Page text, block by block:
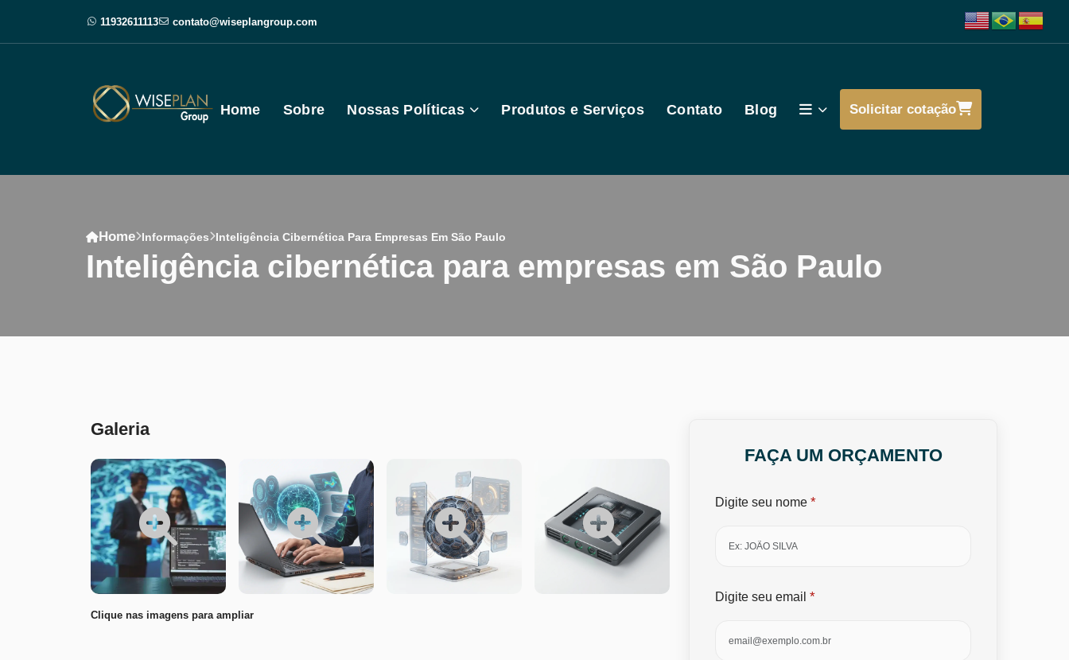
11932611113 contato@wiseplangroup.com
Home Sobre Nossas Políticas Produtos e Serviços Contato Blog Solicitar cotação
Home Informações Inteligência Cibernética Para Empresas Em São Paulo
inteligência cibernética para empresas em São Paulo
Galeria
Clique nas imagens para ampliar
FAÇA UM ORÇAMENTO
Digite seu nome *
Digite seu email *